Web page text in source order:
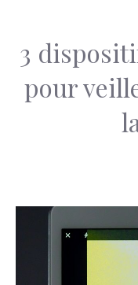
3
pour